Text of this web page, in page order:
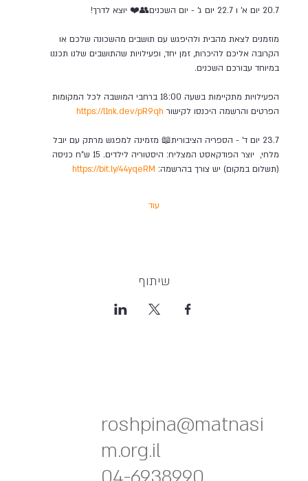
20.7 יום א' ו 22.7 יום ג' - יום השכנים👥❤️ יוצא לדרך!
מוזמנים לצאת מהבית ולהיפגש עם תושבים מהשכונה שלכם או
הקרובה אליכם להיכרות, זמן יחד, ופעילויות שהתושבים שלנו תכננו
במיוחד עבורכם השכנים.
הפעילויות מתקיימות בשעה 18:00 ברחבי המושבה לכל המקומות
הפרטים והרשמה היכנסו לקישור https://l1nk.dev/pR9qh
23.7 יום ד' - הספריה הציבורית📖 מזמינה למפגש מרתק עם יובל
מלחי,  יוצר הפודקאסט המצליח: היסטוריה לילדים. 15 ש"ח כניסה
(תשלום במקום) יש צורך בהרשמה: https://bit.ly/44yqeRM
עוד
שיתוף
roshpina@matnasi
m.org.il